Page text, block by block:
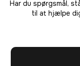
Har du spørgsmål,
til at hjælpe